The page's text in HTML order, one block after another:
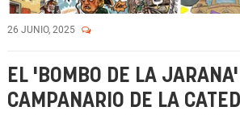
26 JUNIO, 2025
EL 'BOMBO DE LA
CAMPANARIO DE LA